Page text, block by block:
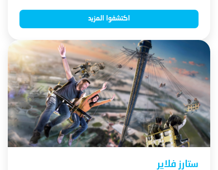
اكتشفوا المزيد
ستارز فلاير